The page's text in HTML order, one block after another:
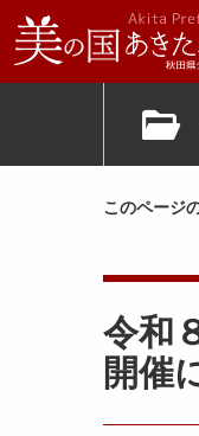
このページ
令和
開催